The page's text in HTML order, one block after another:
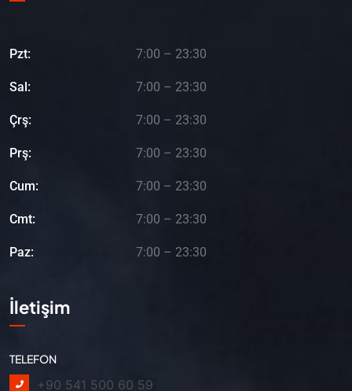
Pzt: 7:00 – 23:30
Sal: 7:00 – 23:30
Çrş: 7:00 – 23:30
Prş: 7:00 – 23:30
Cum: 7:00 – 23:30
Cmt: 7:00 – 23:30
Paz: 7:00 – 23:30
İletişim
TELEFON
+90 541 500 60 59